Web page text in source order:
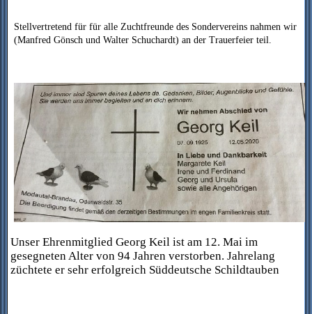
Stellvertretend für für alle Zuchtfreunde des Sondervereins nahmen wir
(Manfred Gönsch und Walter Schuchardt) an der Trauerfeier teil.
Unser Ehrenmitglied Georg Keil ist am 12. Mai im
gesegneten Alter von 94 Jahren verstorben. Jahrelang
züchtete er sehr erfolgreich Süddeutsche Schildtauben